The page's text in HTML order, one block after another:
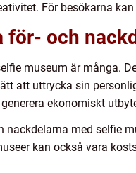
För besökarna
för- och
museum är många.
att uttrycka sin
ekonomiskt
nackdelarna med selfie
kan också vara